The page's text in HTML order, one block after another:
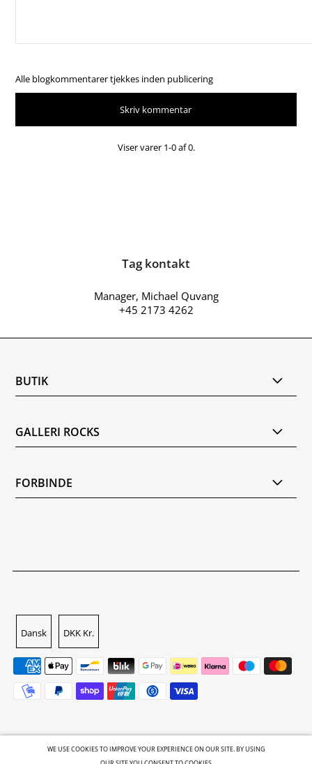
Alle blogkommentarer tjekkes inden publicering
Viser varer 1-0 af 0.
Tag kontakt
Manager, Michael Quvang
+45 2173 4262
BUTIK
GALLERI ROCKS
FORBINDE
Dansk DKK Kr.
WE USE COOKIES TO IMPROVE YOUR EXPERIENCE ON OUR SITE. BY USING